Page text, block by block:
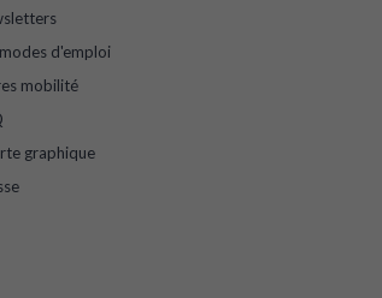
d'emploi
mobilité
graphique